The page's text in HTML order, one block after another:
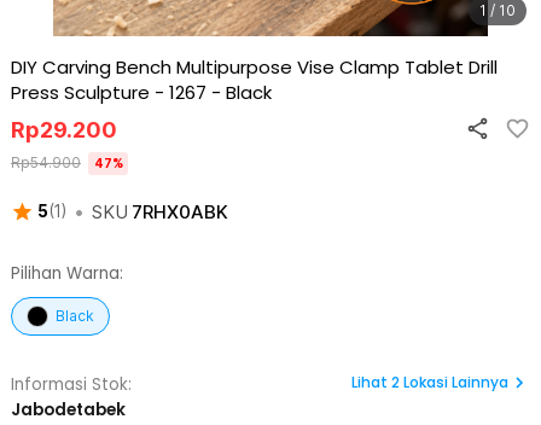
1 / 10
DIY Carving Bench Multipurpose Vise Clamp Tablet Drill
Press Sculpture - 1267 - Black
5(1 ) • SKU 7RHX0ABK
Rp29.200
Rp54.900 47%
Pilihan Warna:
Black
Informasi Stok:
Jabodetabek
Lihat 2Lokasi Lainnya